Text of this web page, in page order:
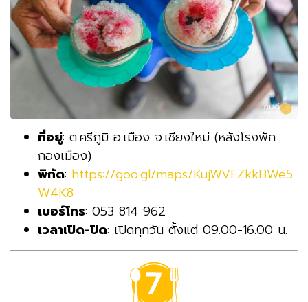
ที่อยู่: ต.ศรีภูมิ อ.เมือง จ.เชียงใหม่ (หลังโรงพัก
กองเมือง)
พิกัด: https://goo.gl/maps/KujWVFZkkBWe5
W4K8
เบอร์โทร: 053 814 962
เวลาเปิด-ปิด: เปิดทุกวัน ตั้งแต่ 09.00-16.00 น.